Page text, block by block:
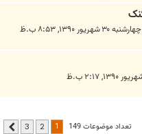
چهارشنبه ۳۰ شهریور ۱۳۹۰, ۸:۵۳ ب.ظ
تعداد موضوعات 149 2
3 بعدی